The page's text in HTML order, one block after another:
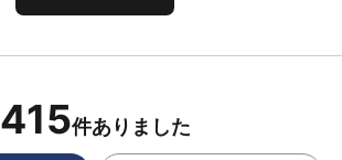
415件ありました